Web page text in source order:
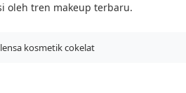
oleh tren makeup terbaru.
kosmetik cokelat